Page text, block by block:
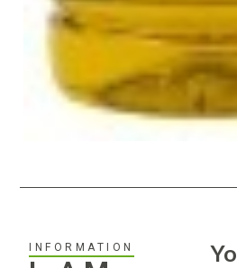
INFORMATION